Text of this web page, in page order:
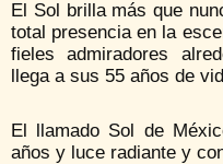
El Sol brilla más que
total presencia en la
fieles admiradores
llega a sus 55 años de
El llamado Sol de
años y luce radiante y